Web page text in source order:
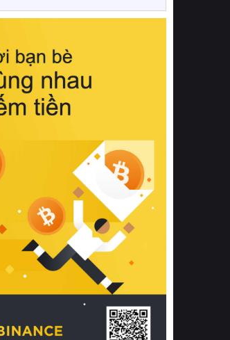
này, bạn sẽ cảm nhận rõ rệt sự khác
hồi chuẩn xác của phần đệm nâng đỡ
cột sống.
Bên cạnh đó, việc lựa chọn các dòng
sản phẩm đạt chuẩn chất lượng quốc
tế còn giúp ngăn ngừa tình trạng kích
khuẩn và nấm mốc trong điều kiện
thời tiết nóng ẩm. Bạn có thể tìm hiểu
thêm các nghiên cứu khoa học về tác
động của giấc ngủ và môi trường
phòng ngủ đối với sức khỏe con
người tại Sleep Foundation (External
Link) để có cái nhìn toàn diện hơn.
2. Các tiêu chí vàng khi lựa chọn
chăn ga gối đệm cao cấp cho phòng
ngủ
Để sở hữu một bộ chăn ga gối đệm
cao cấp hoàn hảo cả về thẩm mỹ lẫn
công năng, người tiêu dùng cần cân
nhắc kỹ lưỡng các tiêu chí quan trọng